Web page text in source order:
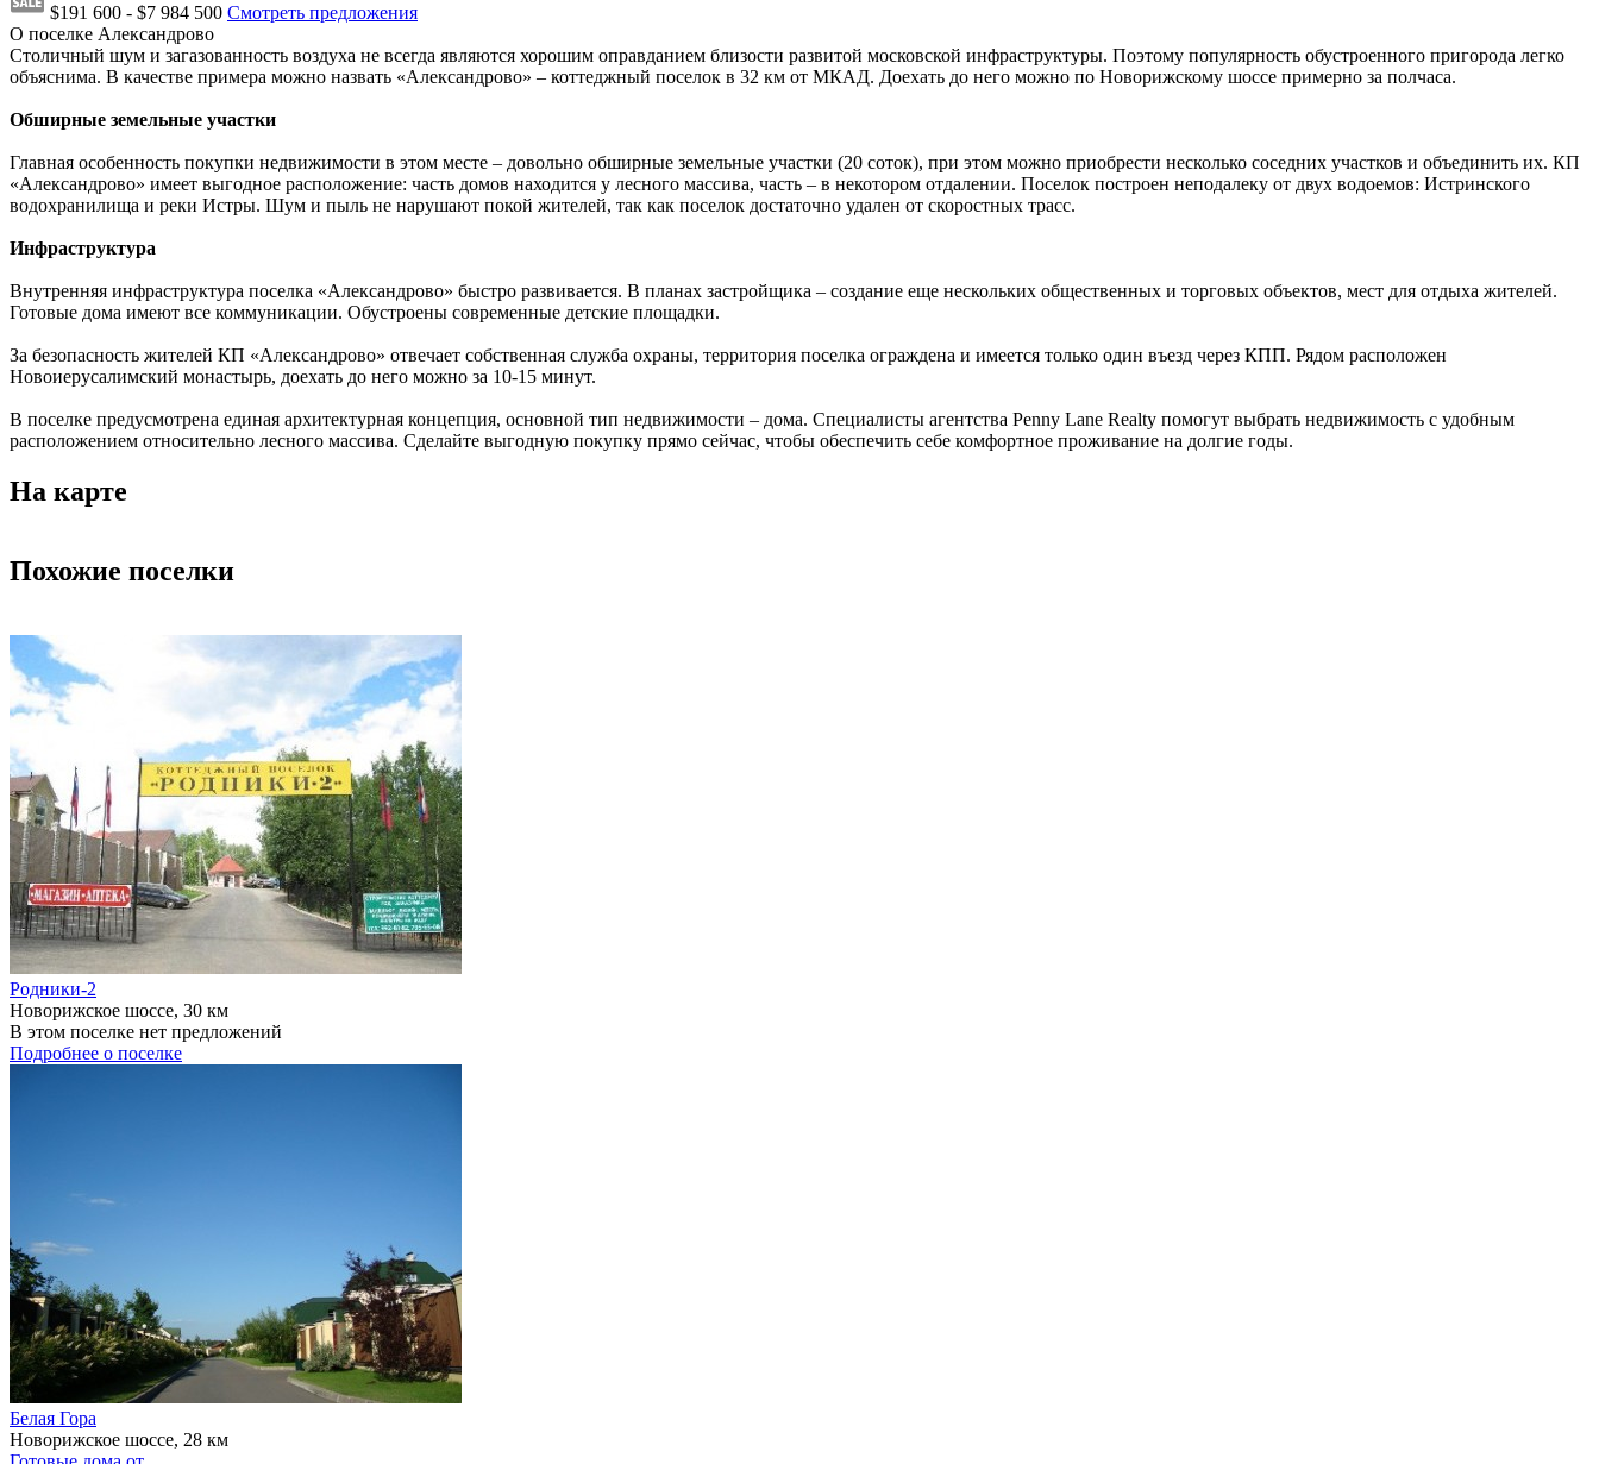
$191 600 - $7 984 500 Смотреть предложения
О поселке Александрово
Столичный шум и загазованность воздуха не всегда являются хорошим оправданием близости развитой московской инфраструктуры. Поэтому популярность обустроенного пригорода легко
объяснима. В качестве примера можно назвать «Александрово» – коттеджный поселок в 32 км от МКАД. Доехать до него можно по Новорижскому шоссе примерно за полчаса.
Обширные земельные участки
Главная особенность покупки недвижимости в этом месте – довольно обширные земельные участки (20 соток), при этом можно приобрести несколько соседних участков и объединить их. КП
«Александрово» имеет выгодное расположение: часть домов находится у лесного массива, часть – в некотором отдалении. Поселок построен неподалеку от двух водоемов: Истринского
водохранилища и реки Истры. Шум и пыль не нарушают покой жителей, так как поселок достаточно удален от скоростных трасс.
Инфраструктура
Внутренняя инфраструктура поселка «Александрово» быстро развивается. В планах застройщика – создание еще нескольких общественных и торговых объектов, мест для отдыха жителей.
Готовые дома имеют все коммуникации. Обустроены современные детские площадки.
За безопасность жителей КП «Александрово» отвечает собственная служба охраны, территория поселка ограждена и имеется только один въезд через КПП. Рядом расположен
Новоиерусалимский монастырь, доехать до него можно за 10-15 минут.
В поселке предусмотрена единая архитектурная концепция, основной тип недвижимости – дома. Специалисты агентства Penny Lane Realty помогут выбрать недвижимость с удобным
расположением относительно лесного массива. Сделайте выгодную покупку прямо сейчас, чтобы обеспечить себе комфортное проживание на долгие годы.
На карте
Похожие поселки
Родники-2
Новорижское шоссе, 30 км
В этом поселке нет предложений
Подробнее о поселке
Белая Гора
Новорижское шоссе, 28 км